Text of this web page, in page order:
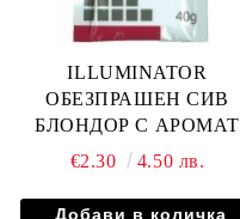
ILLUMINATOR
ОБЕЗПРАШЕН СИВ
БЛОНДОР С АРОМАТ
ЗЕЛЕНА ЯБЪЛКА 40гр
€2.30 4.50 лв.